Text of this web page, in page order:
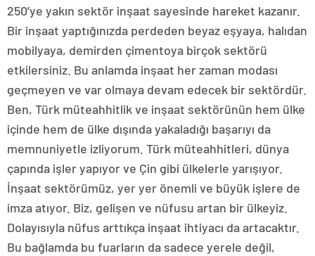
250’ye yakın sektör inşaat sayesinde hareket kazanır.
Bir inşaat yaptığınızda perdeden beyaz eşyaya, halıdan
mobilyaya, demirden çimentoya birçok sektörü
etkilersiniz. Bu anlamda inşaat her zaman modası
geçmeyen ve var olmaya devam edecek bir sektördür.
Ben, Türk müteahhitlik ve inşaat sektörünün hem ülke
içinde hem de ülke dışında yakaladığı başarıyı da
memnuniyetle izliyorum. Türk müteahhitleri, dünya
çapında işler yapıyor ve Çin gibi ülkelerle yarışıyor.
İnşaat sektörümüz, yer yer önemli ve büyük işlere de
imza atıyor. Biz, gelişen ve nüfusu artan bir ülkeyiz.
Dolayısıyla nüfus arttıkça inşaat ihtiyacı da artacaktır.
Bu bağlamda bu fuarların da sadece yerele değil,